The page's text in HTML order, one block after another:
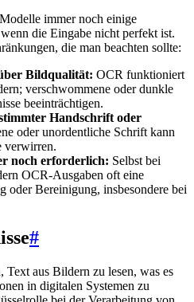
immer noch einige
die Eingabe nicht perfekt ist.
die man beachten sollte:
Bildqualität: OCR funktioniert
verschwommene oder dunkle
beeinträchtigen.
Handschrift oder
oder unordentliche Schrift kann
verwirren.
noch erforderlich: Selbst bei
OCR-Ausgaben oft eine
oder Bereinigung, insbesondere bei
#
aus Bildern zu lesen, was es
in digitalen Systemen zu